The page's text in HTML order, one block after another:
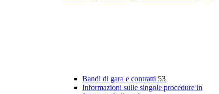
Bandi di gara e contratti 53
Informazioni sulle singole procedure in